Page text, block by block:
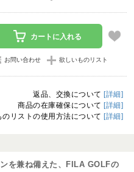
カートに入れる
お問い合わせ 欲しいものリスト
返品、交換について [詳細]
商品の在庫確保について [詳細]
のリストの使用方法について [詳細]
を兼ね備えた、FILA GOLFの